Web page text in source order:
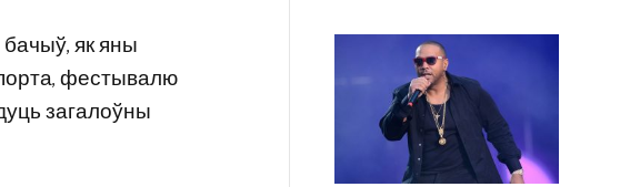
як яны
фестывалю
загалоўны